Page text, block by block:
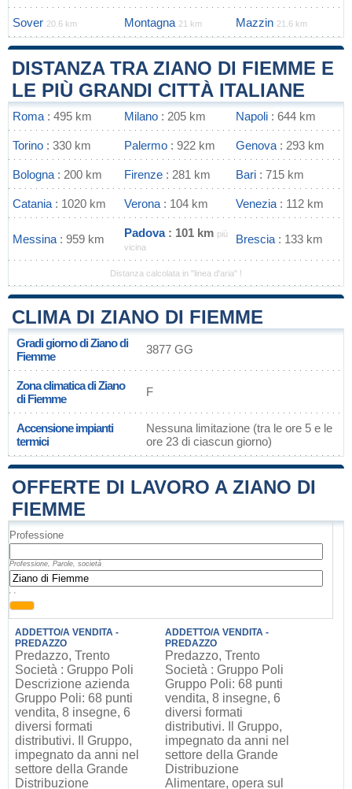
Sover 20.6 km Montagna 21 km Mazzin 21.6 km
DISTANZA TRA ZIANO DI FIEMME E
LE PIÙ GRANDI CITTÀ ITALIANE
Roma : 495 km Milano : 205 km Napoli : 644 km
Torino : 330 km Palermo : 922 km Genova : 293 km
Bologna : 200 km Firenze : 281 km Bari : 715 km
Catania : 1020 km Verona : 104 km Venezia : 112 km
Messina : 959 km Padova: 101 km più
vicina
Brescia : 133 km
Distanza calcolata in "linea d'aria" !
CLIMA DI ZIANO DI FIEMME
Gradi giorno di Ziano di
Fiemme
3877 GG
Zona climatica di Ziano
di Fiemme
F
Accensione impianti
termici
Nessuna limitazione (tra le ore 5 e le
ore 23 di ciascun giorno)
OFFERTE DI LAVORO A ZIANO DI
FIEMME
Professione
Professione, Parole, società
, ,
ADDETTO/A VENDITA -
PREDAZZO
Predazzo, Trento
Società : Gruppo Poli
Descrizione azienda
Gruppo Poli: 68 punti
vendita, 8 insegne, 6
diversi formati
distributivi. Il Gruppo,
impegnato da anni nel
settore della Grande
Distribuzione
ADDETTO/A VENDITA -
PREDAZZO
Predazzo, Trento
Società : Gruppo Poli
Gruppo Poli: 68 punti
vendita, 8 insegne, 6
diversi formati
distributivi. Il Gruppo,
impegnato da anni nel
settore della Grande
Distribuzione
Alimentare, opera sul